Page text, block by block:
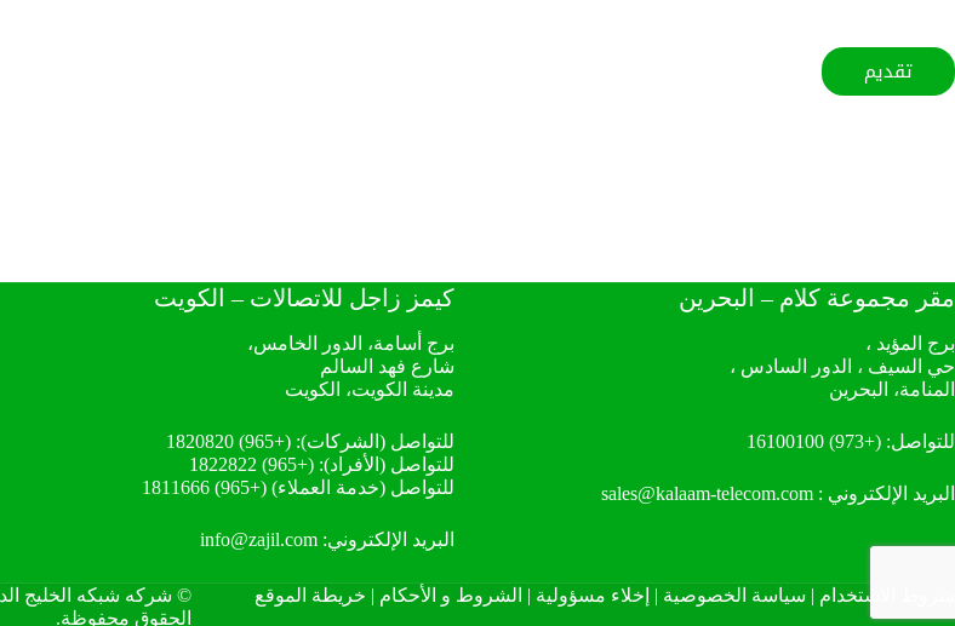
تقديم
مقر مجموعة كلام – البحرين
برج المؤيد ،
حي السيف ، الدور السادس ،
المنامة، البحرين
للتواصل: (+973) 16100100
البريد الإلكتروني : sales@kalaam-telecom.com
كيمز زاجل للاتصالات – الكويت
برج أسامة، الدور الخامس،
شارع فهد السالم
مدينة الكويت، الكويت
للتواصل (الشركات):(+965) 1820820
للتواصل (الأفراد):(+965) 1822822
للتواصل (خدمة العملاء)(+965) 1811666
البريد الإلكتروني:info@zajil.com
شروط الاستخدام | سياسة الخصوصية | إخلاء مسؤولية | الشروط و الأحكام | خريطة الموقع
الحقوق محفوظة.